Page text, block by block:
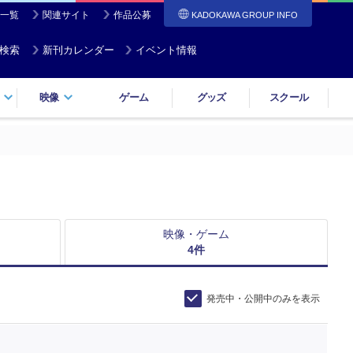
覧 関連サイト 作品公募 KADOKAWA GROUP INFO
索 新刊カレンダー イベント情報
映像 ゲーム グッズ スクール
映像・ゲーム
4件
発売中・公開中のみを表示